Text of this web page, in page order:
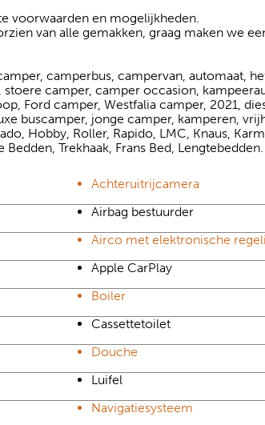
voorwaarden en mogelijkheden.
van alle gemakken, graag maken we
camperbus, campervan, automaat,
camper, camper occasion,
Ford camper, Westfalia camper, 2021,
buscamper, jonge camper, kamperen,
Hobby, Roller, Rapido, LMC, Knaus,
Trekhaak, Frans Bed, Lengtebedden.
Achteruitrijcamera
Airbag bestuurder
Airco met elektronische
Apple CarPlay
Boiler
Cassettetoilet
Douche
Luifel
Navigatiesysteem